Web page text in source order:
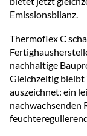
Emissionsbilanz.
Thermoflex C
nachhaltige
Gleichzeitig bleibt
auszeichnet: ein
nachwachsenden